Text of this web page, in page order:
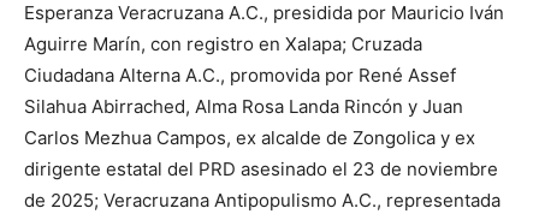
Esperanza Veracruzana A.C., presidida por Mauricio Iván
Aguirre Marín, con registro en Xalapa; Cruzada
Ciudadana Alterna A.C., promovida por René Assef
Silahua Abirrached, Alma Rosa Landa Rincón y Juan
Carlos Mezhua Campos, ex alcalde de Zongolica y ex
dirigente estatal del PRD asesinado el 23 de noviembre
de 2025; Veracruzana Antipopulismo A.C., representada